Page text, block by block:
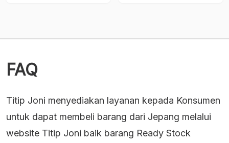
adalah:
adalah:
FAQ
Titip Joni menyediakan layanan kepada Konsumen
untuk dapat membeli barang dari Jepang melalui
website Titip Joni baik barang Ready Stock